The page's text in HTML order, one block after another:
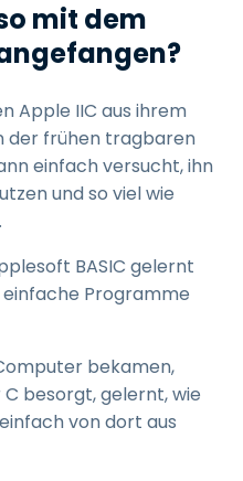
mit dem
Apple IIC aus ihrem
der frühen tragbaren
einfach versucht, ihn
und so viel wie
BASIC gelernt
Programme
bekamen,
besorgt, gelernt, wie
von dort aus